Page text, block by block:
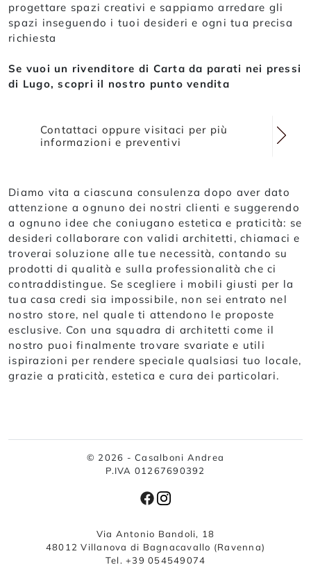
progettare spazi creativi e sappiamo arredare gli
spazi inseguendo i tuoi desideri e ogni tua precisa
richiesta
Se vuoi un rivenditore di Carta da parati nei pressi
di Lugo, scopri il nostro punto vendita
Contattaci oppure visitaci per più
informazioni e preventivi
Diamo vita a ciascuna consulenza dopo aver dato
attenzione a ognuno dei nostri clienti e suggerendo
a ognuno idee che coniugano estetica e praticità: se
desideri collaborare con validi architetti, chiamaci e
troverai soluzione alle tue necessità, contando su
prodotti di qualità e sulla professionalità che ci
contraddistingue. Se scegliere i mobili giusti per la
tua casa credi sia impossibile, non sei entrato nel
nostro store, nel quale ti attendono le proposte
esclusive. Con una squadra di architetti come il
nostro puoi finalmente trovare svariate e utili
ispirazioni per rendere speciale qualsiasi tuo locale,
grazie a praticità, estetica e cura dei particolari.
© 2026 - Casalboni Andrea
P.IVA 01267690392
Via Antonio Bandoli, 18
48012 Villanova di Bagnacavallo (Ravenna)
Tel. +39 054549074